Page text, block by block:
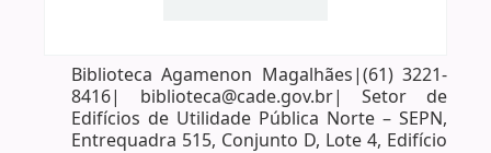
Biblioteca Agamenon Magalhães|(61) 3221-
8416| biblioteca@cade.gov.br| Setor de
Edifícios de Utilidade Pública Norte – SEPN,
Entrequadra 515, Conjunto D, Lote 4, Edifício